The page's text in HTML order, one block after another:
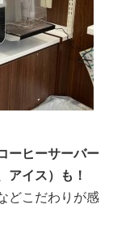
ーヒーサーバー
アイス）も！
どこだわりが感